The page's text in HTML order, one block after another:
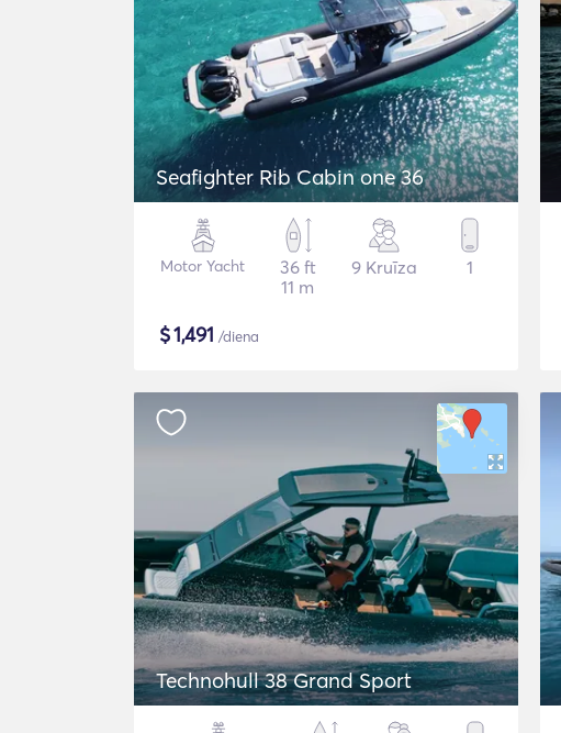
Seafighter Rib Cabin one 36
Motor Yacht
36 ft
11 m
9 Kruīza 1
$1,491 /diena
Technohull 38 Grand Sport